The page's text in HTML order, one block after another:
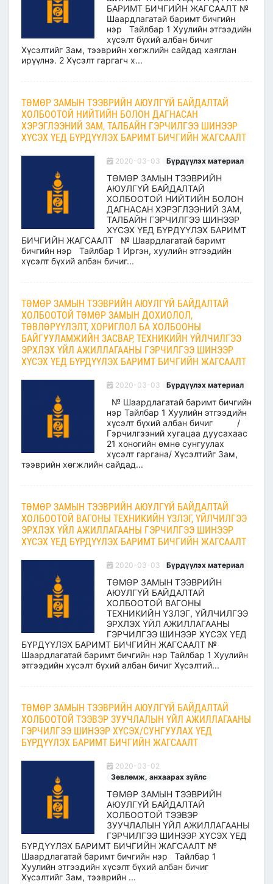
БАРИМТ БИЧГИЙН ЖАГСААЛТ №
Шаардлагатай баримт бичгийн
нэр Тайлбар 1 Хуулийн этгээдийн
хүсэлт бүхий албан бичиг
Хүсэлтийг Зам, тээврийн хөгжлийн сайдад хаяглан
ирүүлнэ. 2 Хүсэлт гаргагч х...
ТӨМӨР ЗАМЫН ТЭЭВРИЙН АЮУЛГҮЙ БАЙДАЛТАЙ
ХОЛБООТОЙ НИЙТИЙН БОЛОН ДАГНАСАН
ХЭРЭГЛЭЭНИЙ ЗАМ, ТАЛБАЙН ГЭРЧИЛГЭЭ ШИНЭЭР
ХҮСЭХ ҮЕД БҮРДҮҮЛЭХ БАРИМТ БИЧГИЙН ЖАГСААЛТ
2020-03-03 Бүрдүүлэх материал
ТӨМӨР ЗАМЫН ТЭЭВРИЙН
АЮУЛГҮЙ БАЙДАЛТАЙ
ХОЛБООТОЙ НИЙТИЙН БОЛОН
ДАГНАСАН ХЭРЭГЛЭЭНИЙ ЗАМ,
ТАЛБАЙН ГЭРЧИЛГЭЭ ШИНЭЭР
ХҮСЭХ ҮЕД БҮРДҮҮЛЭХ БАРИМТ
БИЧГИЙН ЖАГСААЛТ № Шаардлагатай баримт
бичгийн нэр Тайлбар 1 Иргэн, хуулийн этгээдийн
хүсэлт бүхий албан бичиг...
ТӨМӨР ЗАМЫН ТЭЭВРИЙН АЮУЛГҮЙ БАЙДАЛТАЙ
ХОЛБООТОЙ ТӨМӨР ЗАМЫН ДОХИОЛОЛ,
ТӨВЛӨРҮҮЛЭЛТ, ХОРИГЛОЛ БА ХОЛБООНЫ
БАЙГУУЛАМЖИЙН ЗАСВАР, ТЕХНИКИЙН ҮЙЛЧИЛГЭЭ
ЭРХЛЭХ ҮЙЛ АЖИЛЛАГААНЫ ГЭРЧИЛГЭЭ ШИНЭЭР
ХҮСЭХ ҮЕД БҮРДҮҮЛЭХ БАРИМТ БИЧГИЙН ЖАГСААЛТ
2020-03-03 Бүрдүүлэх материал
№ Шаардлагатай баримт бичгийн
нэр Тайлбар 1 Хуулийн этгээдийн
хүсэлт бүхий албан бичиг /
Гэрчилгээний хугацаа дуусахаас
21 хоногийн өмнө сунгуулах
хүсэлт гаргана/ Хүсэлтийг Зам,
тээврийн хөгжлийн сайдад...
ТӨМӨР ЗАМЫН ТЭЭВРИЙН АЮУЛГҮЙ БАЙДАЛТАЙ
ХОЛБООТОЙ ВАГОНЫ ТЕХНИКИЙН ҮЗЛЭГ, ҮЙЛЧИЛГЭЭ
ЭРХЛЭХ ҮЙЛ АЖИЛЛАГААНЫ ГЭРЧИЛГЭЭ ШИНЭЭР
ХҮСЭХ ҮЕД БҮРДҮҮЛЭХ БАРИМТ БИЧГИЙН ЖАГСААЛТ
2020-03-03 Бүрдүүлэх материал
ТӨМӨР ЗАМЫН ТЭЭВРИЙН
АЮУЛГҮЙ БАЙДАЛТАЙ
ХОЛБООТОЙ ВАГОНЫ
ТЕХНИКИЙН ҮЗЛЭГ, ҮЙЛЧИЛГЭЭ
ЭРХЛЭХ ҮЙЛ АЖИЛЛАГААНЫ
ГЭРЧИЛГЭЭ ШИНЭЭР ХҮСЭХ ҮЕД
БҮРДҮҮЛЭХ БАРИМТ БИЧГИЙН ЖАГСААЛТ №
Шаардлагатай баримт бичгийн нэр Тайлбар 1 Хуулийн
этгээдийн хүсэлт бүхий албан бичиг Хүсэлтий...
ТӨМӨР ЗАМЫН ТЭЭВРИЙН АЮУЛГҮЙ БАЙДАЛТАЙ
ХОЛБООТОЙ ТЭЭВЭР ЗУУЧЛАЛЫН ҮЙЛ АЖИЛЛАГААНЫ
ГЭРЧИЛГЭЭ ШИНЭЭР ХҮСЭХ/СУНГУУЛАХ ҮЕД
БҮРДҮҮЛЭХ БАРИМТ БИЧГИЙН ЖАГСААЛТ
2020-03-02
Зөвлөмж, анхаарах зүйлс
ТӨМӨР ЗАМЫН ТЭЭВРИЙН
АЮУЛГҮЙ БАЙДАЛТАЙ
ХОЛБООТОЙ ТЭЭВЭР
ЗУУЧЛАЛЫН ҮЙЛ АЖИЛЛАГААНЫ
ГЭРЧИЛГЭЭ ШИНЭЭР ХҮСЭХ ҮЕД
БҮРДҮҮЛЭХ БАРИМТ БИЧГИЙН ЖАГСААЛТ №
Шаардлагатай баримт бичгийн нэр Тайлбар 1
Хуулийн этгээдийн хүсэлт бүхий албан бичиг
Хүсэлтийг Зам, тээврийн ...